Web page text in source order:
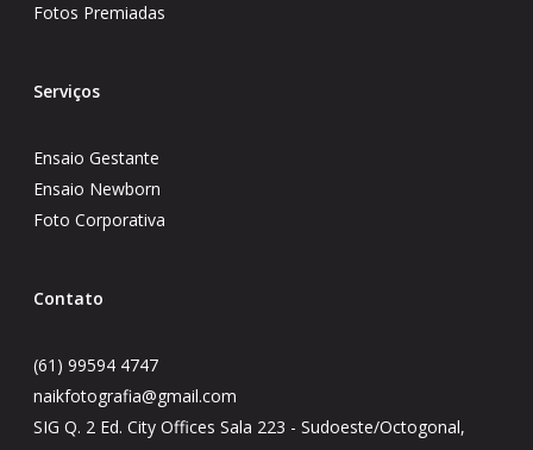
Fotos Premiadas
Serviços
Ensaio Gestante
Ensaio Newborn
Foto Corporativa
Contato
(61) 99594 4747
naikfotografia@gmail.com
SIG Q. 2 Ed. City Offices Sala 223 - Sudoeste/Octogonal,